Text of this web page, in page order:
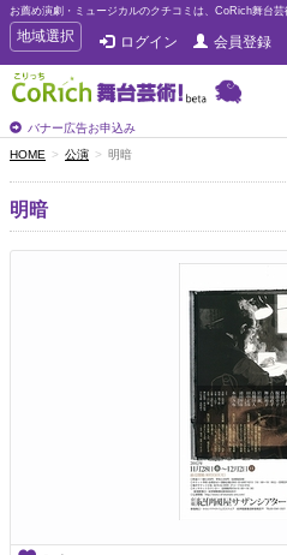
お薦め演劇・ミュージカルのクチコミは、CoRich舞台芸
T
o
g
g
e
n
a
v
i
地域選択 ログイン 会員登録
バナー広告お申込み
HOME 公演 明暗
明暗